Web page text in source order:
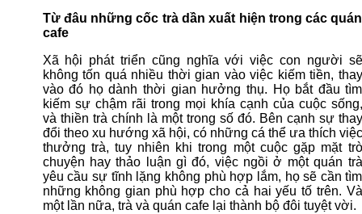
Từ đâu những cốc trà dần xuất hiện trong các quán
cafe
Xã hội phát triển cũng nghĩa với việc con người sẽ
không tốn quá nhiều thời gian vào việc kiếm tiền, thay
vào đó họ dành thời gian hưởng thụ. Họ bắt đầu tìm
kiếm sự chậm rãi trong mọi khía cạnh của cuộc sống,
và thiền trà chính là một trong số đó. Bên cạnh sự thay
đổi theo xu hướng xã hội, có những cá thể ưa thích việc
thưởng trà, tuy nhiên khi trong một cuộc gặp mặt trò
chuyện hay thảo luận gì đó, việc ngồi ở một quán trà
yêu cầu sự tĩnh lặng không phù hợp lắm, họ sẽ cần tìm
những không gian phù hợp cho cả hai yếu tố trên. Và
một lần nữa, trà và quán cafe lại thành bộ đôi tuyệt vời.